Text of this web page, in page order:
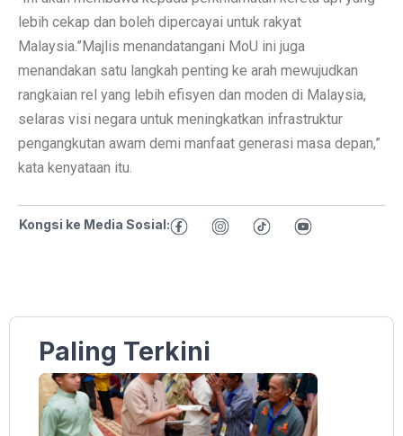
lebih cekap dan boleh dipercayai untuk rakyat
Malaysia.”Majlis menandatangani MoU ini juga
menandakan satu langkah penting ke arah mewujudkan
rangkaian rel yang lebih efisyen dan moden di Malaysia,
selaras visi negara untuk meningkatkan infrastruktur
pengangkutan awam demi manfaat generasi masa depan,”
kata kenyataan itu.
Kongsi ke Media Sosial:
Paling Terkini